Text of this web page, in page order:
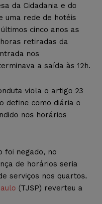
da Cidadania e do
uma rede de hotéis
cinco anos as
retiradas da
nos
a saída às 12h.
viola o artigo 23
define como diária o
nos horários
foi negado, no
de horários seria
serviços nos quartos.
(TJSP) reverteu a